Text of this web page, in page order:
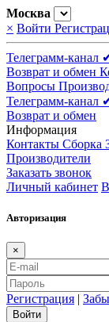
Москва
× Войти
Телеграмм-канал
Возврат и обмен
Вопросы
Телеграмм-канал
Возврат и обмен
Информация
Контакты Сборка
Производители
Заказать звонок
Личный кабинет
Авторизация
×
Регистрация |
Войти